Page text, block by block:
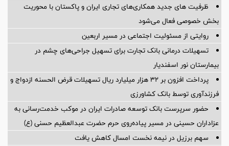
ظرفیت های جدید همکاری‌های تجاری ایران و پاکستان با محوریت
بخش خصوصی فعال می‌شود
روایتی از مسئولیت اجتماعی در مسیر اربعین
تسهیلات درمانی بانک تجارت برای تسهیل جراحی‌های چشم در
بیمارستان نور اسفندیار
پرداخت افزون بر 32 هزار میلیارد ریال تسهیلات قرض الحسنه ازدواج و
فرزندآوری توسط بانک کشاورزی
حضور سرپرست بانک توسعه صادرات ایران در موکب خدمت‌رسانی به
عزاداران حسینی در مسیر پیاده‌روی حرم حضرت عبدالعظیم حسنی (ع)
سهم برزیل در نیمه نخست امسال کاهش یافت